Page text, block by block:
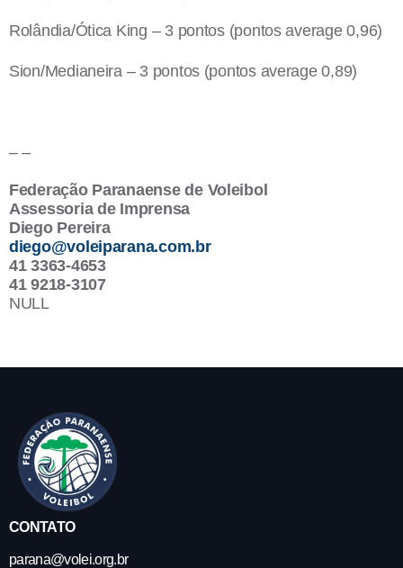
Rolândia/Ótica King – 3 pontos (pontos average 0,96)
Sion/Medianeira – 3 pontos (pontos average 0,89)
– –
Federação Paranaense de Voleibol
Assessoria de Imprensa
Diego Pereira
diego@voleiparana.com.br
41 3363-4653
41 9218-3107
NULL
CONTATO
parana@volei.org.br